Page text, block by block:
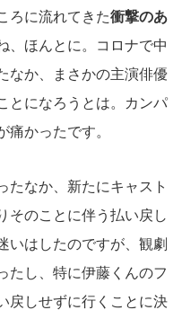
ろに流れてきた衝撃のあ
、ほんとに。コロナで中
なか、まさかの主演俳優
とになろうとは。カンパ
痛かったです。
たなか、新たにキャスト
そのことに伴う払い戻し
いはしたのですが、観劇
たし、特に伊藤くんのフ
戻しせずに行くことに決